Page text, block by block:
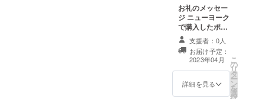
お礼のメッセー
ジ ニューヨーク
で購入したポス
トカードに直筆
でお礼のメッ
セージを書い
て、心を込めて
お送りします！
支援者：0人
お届け予定：
2023年04月
詳細を見る
こ
の
リ
タ
ー
ン
を
選